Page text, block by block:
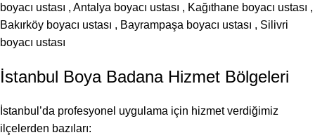
boyacı ustası , Antalya boyacı ustası , Kağıthane boyacı ustası ,
Bakırköy boyacı ustası , Bayrampaşa boyacı ustası , Silivri
boyacı ustası
İstanbul Boya Badana Hizmet Bölgeleri
İstanbul’da profesyonel uygulama için hizmet verdiğimiz
ilçelerden bazıları: